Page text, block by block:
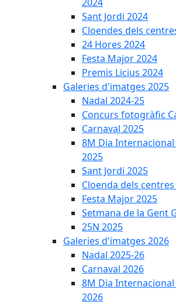
Sant Jordi 2024
Cloendes dels
24 Hores 2024
Festa Major 2024
Premis Licius 2024
Galeries d'imatges 2025
Nadal 2024-25
Concurs fotogràfic
Carnaval 2025
8M Dia Internacional
2025
Sant Jordi 2025
Cloenda dels
Festa Major 2025
Setmana de la Gent
25N 2025
Galeries d'imatges 2026
Nadal 2025-26
Carnaval 2026
8M Dia Internacional
2026